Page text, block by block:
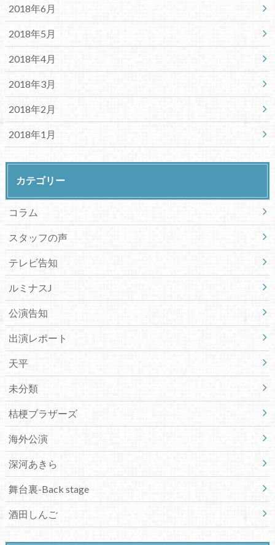
2018年6月
2018年5月
2018年4月
2018年3月
2018年2月
2018年1月
カテゴリー
コラム
スタッフの声
テレビ告知
ルミナスJ
公演告知
出演レポート
天平
未分類
桔梗ブラザーズ
海外公演
深河あきら
舞台裏-Back stage
酒田しんご